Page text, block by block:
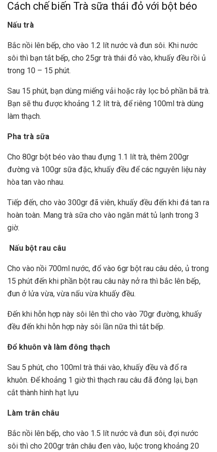
Cách chế biến Trà sữa thái đỏ với bột béo
Nấu trà
Bắc nồi lên bếp, cho vào 1.2 lít nước và đun sôi. Khi nước
sôi thì bạn tắt bếp, cho 25gr trà thái đỏ vào, khuấy đều rồi ủ
trong 10 – 15 phút.
Sau 15 phút, bạn dùng miếng vải hoặc rây lọc bỏ phần bã trà.
Bạn sẽ thu được khoảng 1.2 lít trà, để riêng 100ml trà dùng
làm thạch.
Pha trà sữa
Cho 80gr bột béo vào thau đựng 1.1 lít trà, thêm 200gr
đường và 100gr sữa đặc, khuấy đều để các nguyên liệu này
hòa tan vào nhau.
Tiếp đến, cho vào 300gr đã viên, khuấy đều đến khi đá tan ra
hoàn toàn. Mang trà sữa cho vào ngăn mát tủ lạnh trong 3
giờ.
Nấu bột rau câu
Cho vào nồi 700ml nước, đổ vào 6gr bột rau câu dẻo, ủ trong
15 phút đến khi phần bột rau câu này nở ra thì bắc lên bếp,
đun ở lửa vừa, vừa nấu vừa khuấy đều.
Đến khi hỗn hợp này sôi lên thì cho vào 70gr đường, khuấy
đều đến khi hỗn hợp này sôi lần nữa thì tắt bếp.
Đổ khuôn và làm đông thạch
Sau 5 phút, cho 100ml trà thái vào, khuấy đều và đổ ra
khuôn. Để khoảng 1 giờ thì thạch rau câu đã đông lại, bạn
cắt thành hình hạt lựu
Làm trân châu
Bắc nồi lên bếp, cho vào 1.5 lít nước và đun sôi, đợi nước
sôi thì cho 200gr trân châu đen vào, luộc trong khoảng 20